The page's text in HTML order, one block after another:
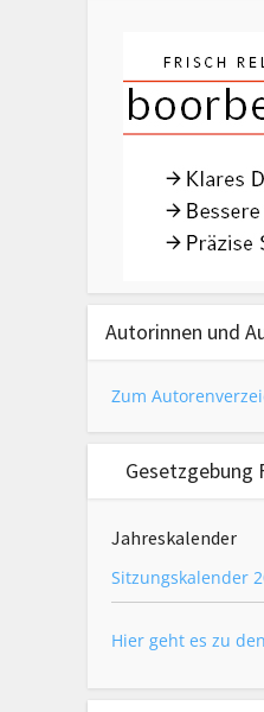
Autorinnen und
Zum
Gesetzgebung
Jahreskalender
Sitzungskalender
Hier geht es zu